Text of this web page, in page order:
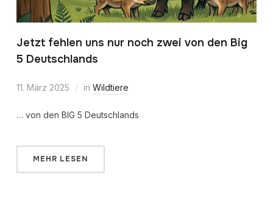
Jetzt fehlen uns nur noch zwei von den Big
5 Deutschlands
11. März 2025 in Wildtiere
… von den BIG 5 Deutschlands
MEHR LESEN